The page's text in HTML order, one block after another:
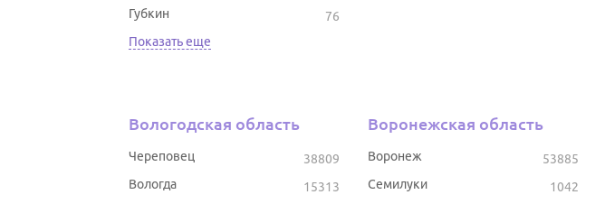
76
Губкин
Показать еще
Вологодская область
38809
Череповец
15313
Вологда
Воронежская область
53885
Воронеж
1042
Семилуки